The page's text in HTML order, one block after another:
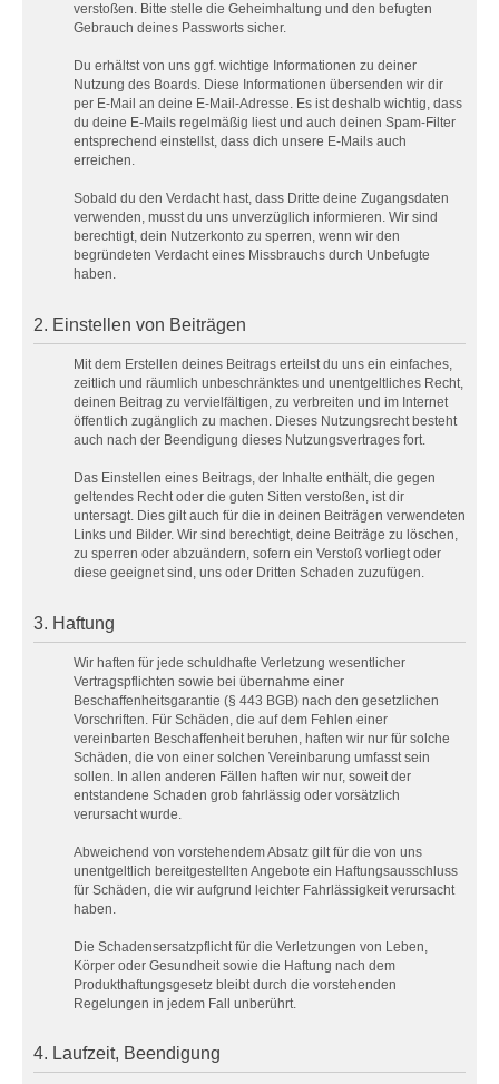
verstoßen. Bitte stelle die Geheimhaltung und den befugten
Gebrauch deines Passworts sicher.
Du erhältst von uns ggf. wichtige Informationen zu deiner
Nutzung des Boards. Diese Informationen übersenden wir dir
per E-Mail an deine E-Mail-Adresse. Es ist deshalb wichtig, dass
du deine E-Mails regelmäßig liest und auch deinen Spam-Filter
entsprechend einstellst, dass dich unsere E-Mails auch
erreichen.
Sobald du den Verdacht hast, dass Dritte deine Zugangsdaten
verwenden, musst du uns unverzüglich informieren. Wir sind
berechtigt, dein Nutzerkonto zu sperren, wenn wir den
begründeten Verdacht eines Missbrauchs durch Unbefugte
haben.
2. Einstellen von Beiträgen
Mit dem Erstellen deines Beitrags erteilst du uns ein einfaches,
zeitlich und räumlich unbeschränktes und unentgeltliches Recht,
deinen Beitrag zu vervielfältigen, zu verbreiten und im Internet
öffentlich zugänglich zu machen. Dieses Nutzungsrecht besteht
auch nach der Beendigung dieses Nutzungsvertrages fort.
Das Einstellen eines Beitrags, der Inhalte enthält, die gegen
geltendes Recht oder die guten Sitten verstoßen, ist dir
untersagt. Dies gilt auch für die in deinen Beiträgen verwendeten
Links und Bilder. Wir sind berechtigt, deine Beiträge zu löschen,
zu sperren oder abzuändern, sofern ein Verstoß vorliegt oder
diese geeignet sind, uns oder Dritten Schaden zuzufügen.
3. Haftung
Wir haften für jede schuldhafte Verletzung wesentlicher
Vertragspflichten sowie bei übernahme einer
Beschaffenheitsgarantie (§ 443 BGB) nach den gesetzlichen
Vorschriften. Für Schäden, die auf dem Fehlen einer
vereinbarten Beschaffenheit beruhen, haften wir nur für solche
Schäden, die von einer solchen Vereinbarung umfasst sein
sollen. In allen anderen Fällen haften wir nur, soweit der
entstandene Schaden grob fahrlässig oder vorsätzlich
verursacht wurde.
Abweichend von vorstehendem Absatz gilt für die von uns
unentgeltlich bereitgestellten Angebote ein Haftungsausschluss
für Schäden, die wir aufgrund leichter Fahrlässigkeit verursacht
haben.
Die Schadensersatzpflicht für die Verletzungen von Leben,
Körper oder Gesundheit sowie die Haftung nach dem
Produkthaftungsgesetz bleibt durch die vorstehenden
Regelungen in jedem Fall unberührt.
4. Laufzeit, Beendigung